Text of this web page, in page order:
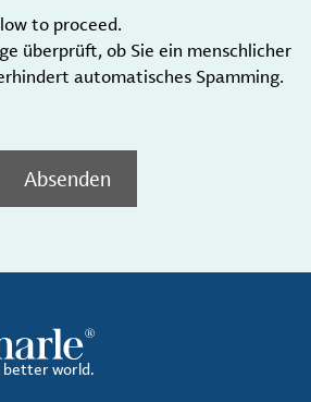
to proceed.
überprüft, ob Sie ein menschlicher
automatisches Spamming.
Absenden
world.